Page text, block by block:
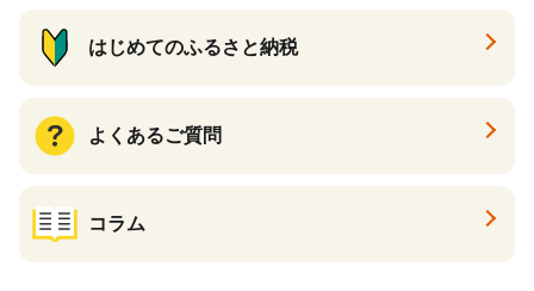
はじめてのふるさと納税
よくあるご質問
コラム